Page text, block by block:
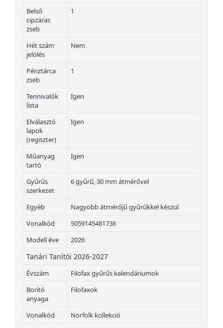
Belső
cipzáras
zseb
1
Hét szám
jelölés
Nem
Pénztárca
zseb
1
Tennivalók
lista
Igen
Elválasztó
lapok
(regiszter)
Igen
Műanyag
tartó
Igen
Gyűrűs
szerkezet
6 gyűrű, 30 mm átmérővel
Egyéb
Nagyobb átmérőjű gyűrűkkel készül
Vonalkód
5059145481736
Modell éve
2026
Tanári Tanítói 2026-2027
Évszám
Filofax gyűrűs kalendáriumok
Borító
anyaga
Filofaxok
Vonalkód Norfolk kollekció